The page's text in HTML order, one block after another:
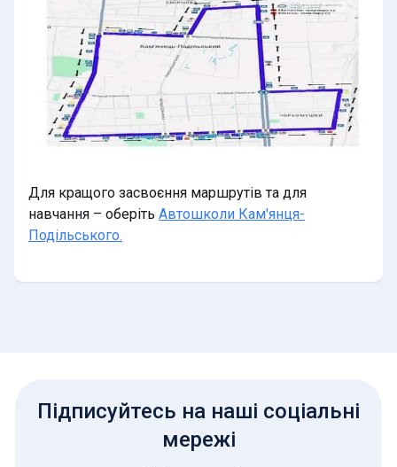
Для кращого засвоєння маршрутів та для
навчання – оберіть Автошколи Кам'янця-
Подільського.
Підписуйтесь на наші соціальні
мережі